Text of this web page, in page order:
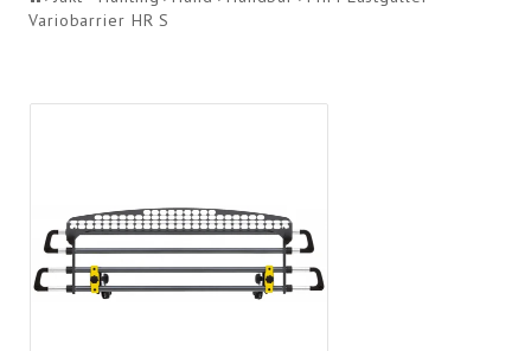
Variobarrier HR S